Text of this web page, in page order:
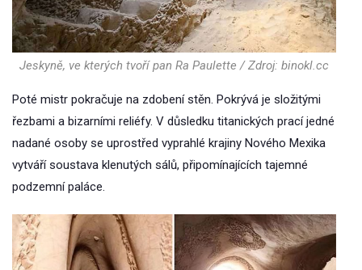
Jeskyně, ve kterých tvoří pan Ra Paulette / Zdroj: binokl.cc
Poté mistr pokračuje na zdobení stěn. Pokrývá je složitými
řezbami a bizarními reliéfy. V důsledku titanických prací jedné
nadané osoby se uprostřed vyprahlé krajiny Nového Mexika
vytváří soustava klenutých sálů, připomínajících tajemné
podzemní paláce.